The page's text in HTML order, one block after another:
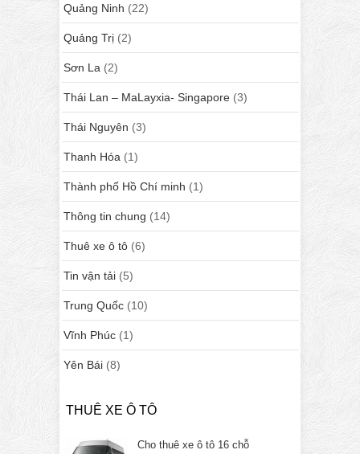
Quảng Ninh (22)
Quảng Trị (2)
Sơn La (2)
Thái Lan – MaLayxia- Singapore (3)
Thái Nguyên (3)
Thanh Hóa (1)
Thành phố Hồ Chí minh (1)
Thông tin chung (14)
Thuê xe ô tô (6)
Tin vận tải (5)
Trung Quốc (10)
Vĩnh Phúc (1)
Yên Bái (8)
THUÊ XE Ô TÔ
Cho thuê xe ô tô 16 chỗ